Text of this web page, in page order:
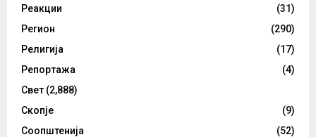
Реакции
(31)
Регион
(290)
Религија
(17)
Репортажа
(4)
Свет (2,888)
Скопје
(9)
Соопштенија
(52)